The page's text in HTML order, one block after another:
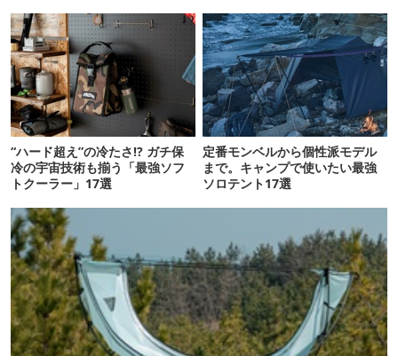
“ハード超え”の冷たさ!? ガチ保
冷の宇宙技術も揃う「最強ソフ
トクーラー」17選
定番モンベルから個性派モデル
まで。キャンプで使いたい最強
ソロテント17選